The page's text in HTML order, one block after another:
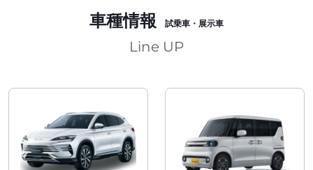
車種情報 試乗車・展示車
Line UP